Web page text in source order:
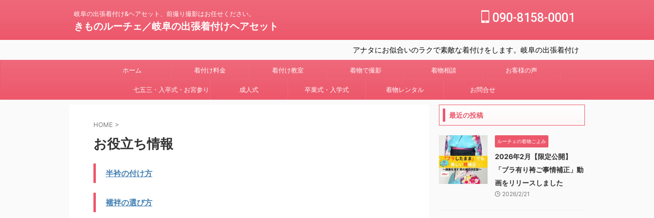
岐阜の出張着付け&ヘアセット、前撮り撮影はお任せください。
きものルーチェ／岐阜の出張着付けヘアセット
090-8158-0001
アナタにお似合いのラクで素敵な着付けをします。岐阜の出張着付け＆ヘアセット、前撮り撮影は
ホーム 着付け料金 着付け教室 着物で撮影 着物相談 お客様の声
七五三・入卒式・お宮参り 成人式 卒業式・入学式 着物レンタル お問合せ
HOME >
お役立ち情報
半衿の付け方
襦袢の選び方
最近の投稿
ルーチェの着物ごよみ
2026年2月【限定公開】
「ブラ有り袴ご事情補正」動
画をリリースしました
2026/2/21